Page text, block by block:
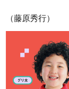
（藤原秀行）